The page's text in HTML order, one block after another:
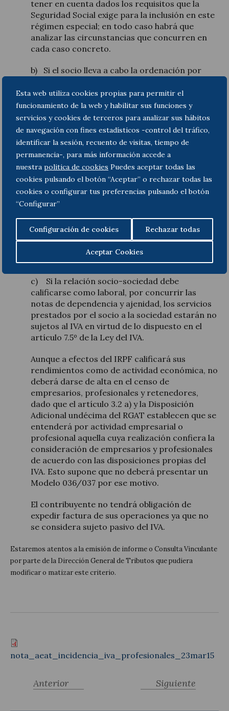
Esta web utiliza cookies propias para permitir el
funcionamiento de la web y habilitar sus funciones y
servicios y cookies de terceros para analizar sus hábitos
de navegación con fines estadísticos -control del tráfico,
identificar la sesión, recuento de visitas, tiempo de
permanencia-, para más información accede a
nuestra politica de cookies Puedes aceptar todas las
cookies pulsando el botón “Aceptar” o rechazar todas las
cookies o configurar tus preferencias pulsando el botón
“Configurar”
Configuración de cookies Rechazar todas
Aceptar Cookies
tener en cuenta dados los requisitos que la
Seguridad Social exige para la inclusión en este
régimen especial; en todo caso habrá que
analizar las circunstancias que concurren en
cada caso concreto.
b) Si el socio lleva a cabo la ordenación por
el desarrollo de su actividad profesional, las
prestaciones de servicios efectuadas por el
mismo a la sociedad estarán sujetas al IVA.
La calificación como empresario o profesional
a efectos, tanto del IRPF como del IVA,
supondrá que deberá estar dado de alta en el
censo de empresarios, profesionales y
retenedores mediante la presentación de la
correspondiente declaración censal.
estará obligado a emitir factura por los
servicios prestados a la sociedad o, en su caso,
a los clientes de la misma, y presentar las
autoliquidaciones por dicho impuesto.
c) Si la relación socio-sociedad debe
calificarse como laboral, por concurrir las
notas de dependencia y ajenidad, los servicios
prestados por el socio a la sociedad estarán no
sujetos al IVA en virtud de lo dispuesto en el
artículo 7.5º de la Ley del IVA.
Aunque a efectos del IRPF calificará sus
rendimientos como de actividad económica, no
deberá darse de alta en el censo de
empresarios, profesionales y retenedores,
dado que el artículo 3.2 a) y la Disposición
Adicional undécima del RGAT establecen que se
entenderá por actividad empresarial o
profesional aquella cuya realización confiera la
consideración de empresarios y profesionales
de acuerdo con las disposiciones propias del
IVA. Esto supone que no deberá presentar un
Modelo 036/037 por ese motivo.
El contribuyente no tendrá obligación de
expedir factura de sus operaciones ya que no
se considera sujeto pasivo del IVA.
Estaremos atentos a la emisión de informe o Consulta Vinculante
por parte de la Dirección General de Tributos que pudiera
modificar o matizar este criterio.
nota_aeat_incidencia_iva_profesionales_23mar15
Siguiente
Anterior